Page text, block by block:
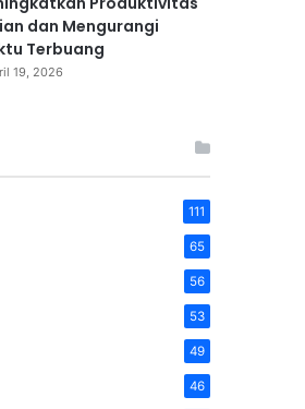
dan Mengurangi
Terbuang
19, 2026
111
65
56
53
49
46